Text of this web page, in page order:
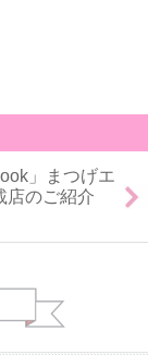
」まつげエ
店のご紹介